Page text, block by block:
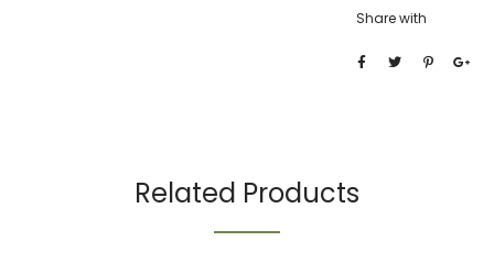
Share with
Related Products